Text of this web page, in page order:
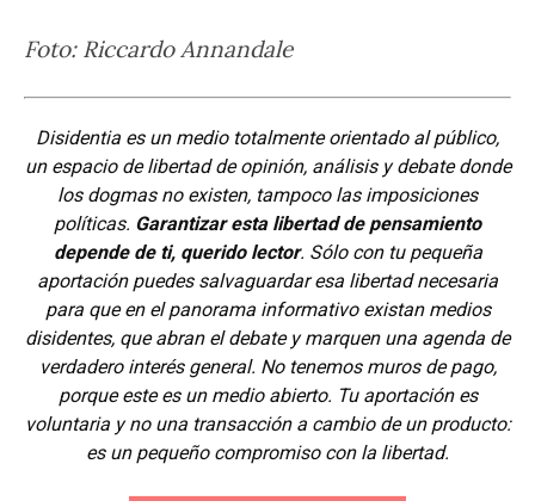
Foto: Riccardo Annandale
Disidentia es un medio totalmente orientado al público,
un espacio de libertad de opinión, análisis y debate donde
los dogmas no existen, tampoco las imposiciones
políticas. Garantizar esta libertad de pensamiento
depende de ti, querido lector. Sólo con tu pequeña
aportación puedes salvaguardar esa libertad necesaria
para que en el panorama informativo existan medios
disidentes, que abran el debate y marquen una agenda de
verdadero interés general. No tenemos muros de pago,
porque este es un medio abierto. Tu aportación es
voluntaria y no una transacción a cambio de un producto:
es un pequeño compromiso con la libertad.